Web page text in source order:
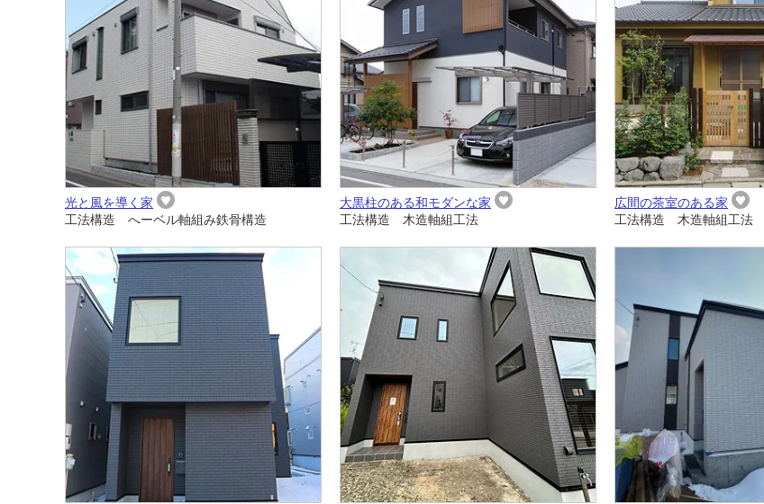
光と風を導く家
工法構造 へーベル軸組み鉄骨構造
大黒柱のある和モダンな家
工法構造 木造軸組工法
広間の茶室のある家
工法構造 木造軸組工法